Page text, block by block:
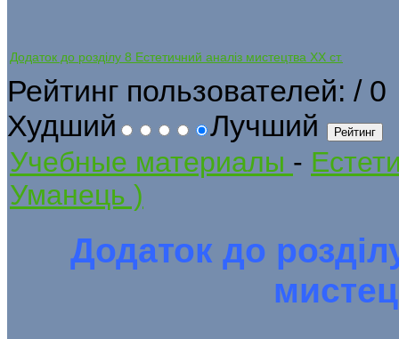
Додаток до розділу 8 Естетичний аналіз мистецтва ХХ ст.
Рейтинг пользователей: / 0
Худший
Лучший
Учебные материалы -
Уманець )
Додаток до